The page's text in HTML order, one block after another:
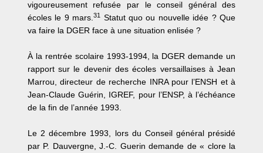
vigoureusement refusée par le conseil général des
écoles le 9 mars.31
Statut quo ou nouvelle idée ? Que
va faire la DGER face à une situation enlisée ?
À la rentrée scolaire 1993-1994, la DGER demande un
rapport sur le devenir des écoles versaillaises à Jean
Marrou, directeur de recherche INRA pour l’ENSH et à
Jean-Claude Guérin, IGREF, pour l’ENSP, à l’échéance
de la fin de l’année 1993.
Le 2 décembre 1993, lors du Conseil général présidé
par P. Dauvergne, J.-C. Guerin demande de « clore la